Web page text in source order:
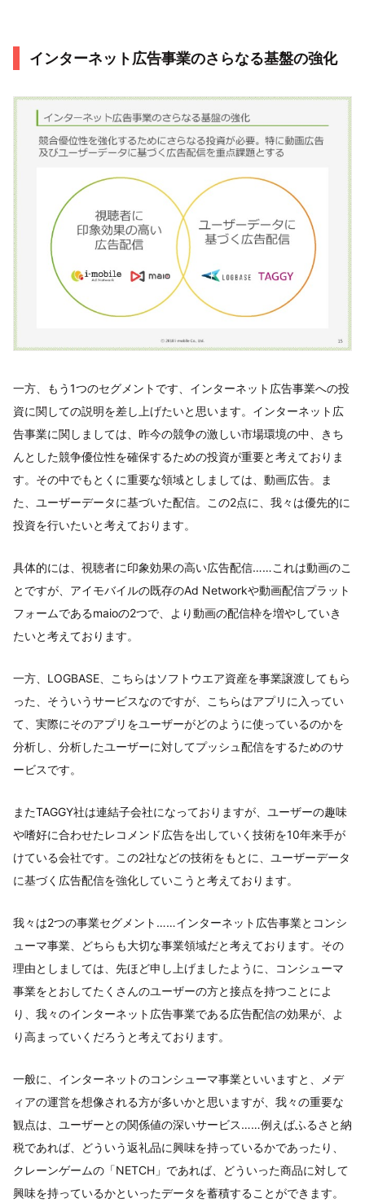
インターネット広告事業のさらなる基盤の強化
一方、もう1つのセグメントです、インターネット広告事業への投
資に関しての説明を差し上げたいと思います。インターネット広
告事業に関しましては、昨今の競争の激しい市場環境の中、きち
んとした競争優位性を確保するための投資が重要と考えておりま
す。その中でもとくに重要な領域としましては、動画広告。ま
た、ユーザーデータに基づいた配信。この2点に、我々は優先的に
投資を行いたいと考えております。
具体的には、視聴者に印象効果の高い広告配信……これは動画のこ
とですが、アイモバイルの既存のAd Networkや動画配信プラット
フォームであるmaioの2つで、より動画の配信枠を増やしていき
たいと考えております。
一方、LOGBASE、こちらはソフトウエア資産を事業譲渡してもら
った、そういうサービスなのですが、こちらはアプリに入ってい
て、実際にそのアプリをユーザーがどのように使っているのかを
分析し、分析したユーザーに対してプッシュ配信をするためのサ
ービスです。
またTAGGY社は連結子会社になっておりますが、ユーザーの趣味
や嗜好に合わせたレコメンド広告を出していく技術を10年来手が
けている会社です。この2社などの技術をもとに、ユーザーデータ
に基づく広告配信を強化していこうと考えております。
我々は2つの事業セグメント……インターネット広告事業とコンシ
ューマ事業、どちらも大切な事業領域だと考えております。その
理由としましては、先ほど申し上げましたように、コンシューマ
事業をとおしてたくさんのユーザーの方と接点を持つことによ
り、我々のインターネット広告事業である広告配信の効果が、よ
り高まっていくだろうと考えております。
一般に、インターネットのコンシューマ事業といいますと、メデ
ィアの運営を想像される方が多いかと思いますが、我々の重要な
観点は、ユーザーとの関係値の深いサービス……例えばふるさと納
税であれば、どういう返礼品に興味を持っているかであったり、
クレーンゲームの「NETCH」であれば、どういった商品に対して
興味を持っているかといったデータを蓄積することができます。